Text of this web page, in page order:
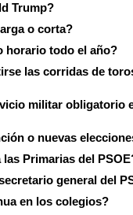
Trump?
o corta?
horario todo el año?
las corridas de
militar obligatorio
o nuevas
Primarias del
general del
en los colegios?